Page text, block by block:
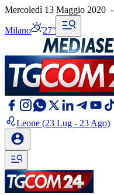
Mercoledì 13 Maggio 2020 -
Milano 27°
Leone (23 Lug - 23 Ago)